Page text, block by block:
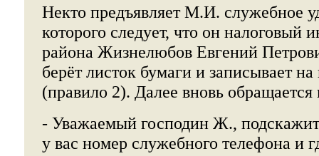
Некто предъявляет М.И. служебное
которого следует, что он налоговый
района Жизнелюбов Евгений
берёт листок бумаги и записывает
(правило 2). Далее вновь
- Уважаемый господин Ж.,
у вас номер служебного телефона и